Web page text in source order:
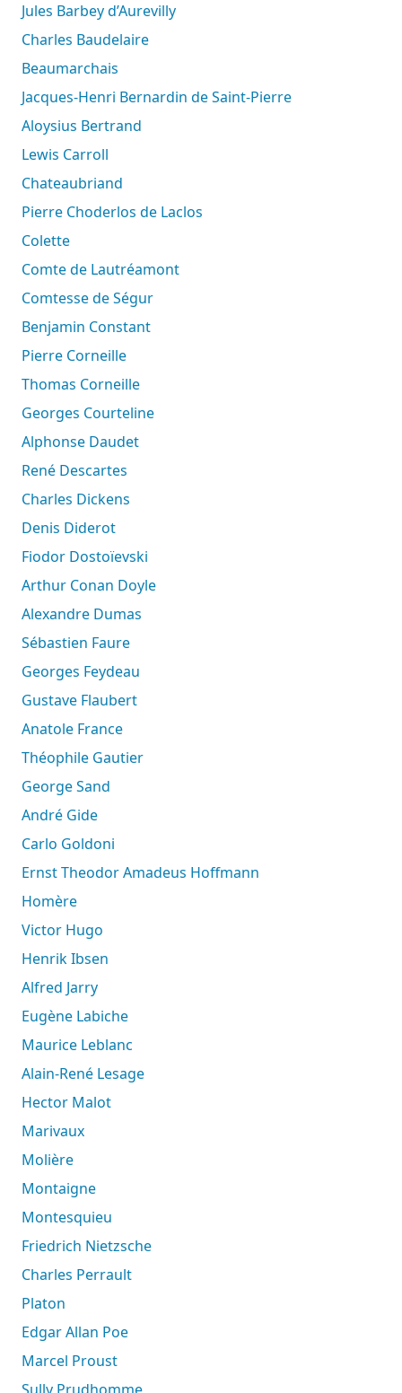
Jules Barbey d’Aurevilly
Charles Baudelaire
Beaumarchais
Jacques-Henri Bernardin de Saint-Pierre
Aloysius Bertrand
Lewis Carroll
Chateaubriand
Pierre Choderlos de Laclos
Colette
Comte de Lautréamont
Comtesse de Ségur
Benjamin Constant
Pierre Corneille
Thomas Corneille
Georges Courteline
Alphonse Daudet
René Descartes
Charles Dickens
Denis Diderot
Fiodor Dostoïevski
Arthur Conan Doyle
Alexandre Dumas
Sébastien Faure
Georges Feydeau
Gustave Flaubert
Anatole France
Théophile Gautier
George Sand
André Gide
Carlo Goldoni
Ernst Theodor Amadeus Hoffmann
Homère
Victor Hugo
Henrik Ibsen
Alfred Jarry
Eugène Labiche
Maurice Leblanc
Alain-René Lesage
Hector Malot
Marivaux
Molière
Montaigne
Montesquieu
Friedrich Nietzsche
Charles Perrault
Platon
Edgar Allan Poe
Marcel Proust